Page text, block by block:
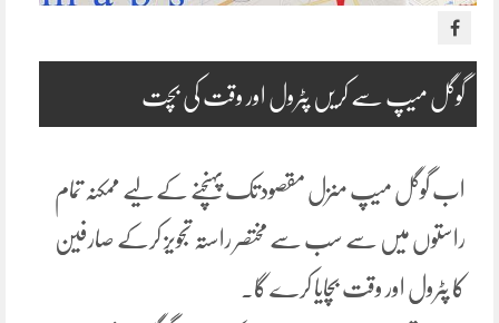
گوگل میپ سے کریں پٹرول اور وقت کی بچت
اب گوگل میپ منزل مقصود تک پہنچنے کے لیے ممکنہ تمام
راستوں میں سے سب سے مختصر راستہ تجویز کرکے صارفین
کا پٹرول اور وقت بچایا کرے گا۔